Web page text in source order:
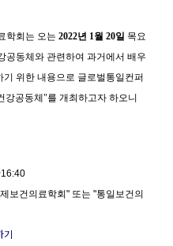
학회는 오는2022년 1월 20일 목요
공동체와 관련하여 과거에서 배우
위한 내용으로 글로벌통일컨퍼
공동체"를 개최하고자 하오니
보건의료학회" 또는 "통일보건의
기